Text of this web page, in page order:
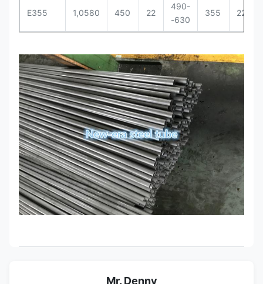
E355 1,0580 450 22
490-
-630
355 22
Mr. Denny